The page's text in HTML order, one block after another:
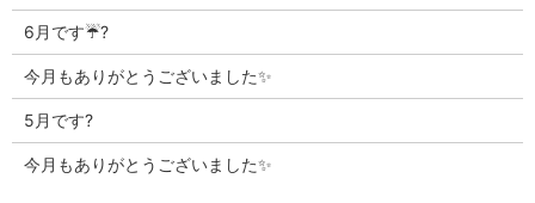
6月です☔?
今月もありがとうございました✨
5月です?
今月もありがとうございました✨